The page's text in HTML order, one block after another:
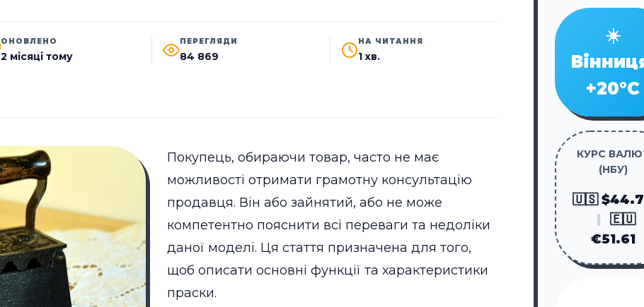
ОНОВЛЕНО
2 місяці тому
ПЕРЕГЛЯДИ
84 869
НА ЧИТАННЯ
1 хв.
Покупець, обираючи товар, часто не має
можливості отримати грамотну консультацію
продавця. Він або зайнятий, або не може
компетентно пояснити всі переваги та недоліки
даної моделі. Ця стаття призначена для того,
щоб описати основні функції та характеристики
праски.
☀️
+20°C
КУРС
(НБУ)
🇺🇸
🇪🇺
€51.61